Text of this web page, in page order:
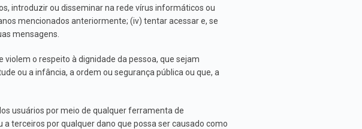
introduzir ou disseminar na rede vírus informáticos ou
mencionados anteriormente; (iv) tentar acessar e, se
mensagens.
o respeito à dignidade da pessoa, que sejam
ou a infância, a ordem ou segurança pública ou que, a
usuários por meio de qualquer ferramenta de
a terceiros por qualquer dano que possa ser causado como